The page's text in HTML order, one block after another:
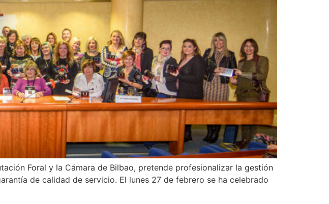
Foral y la Cámara de Bilbao, pretende profesionalizar la gestión
de calidad de servicio. El lunes 27 de febrero se ha celebrado